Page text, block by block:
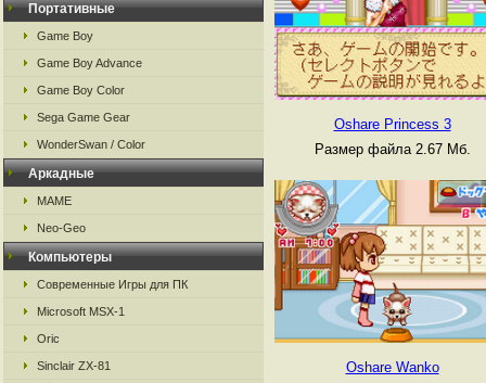
Портативные
Game Boy
Game Boy Advance
Game Boy Color
Sega Game Gear
WonderSwan / Color
Аркадные
MAME
Neo-Geo
Компьютеры
Современные Игры для ПК
Microsoft MSX-1
Oric
Sinclair ZX-81
Oshare Princess 3
Размер файла 2.67 Мб.
Oshare Wanko